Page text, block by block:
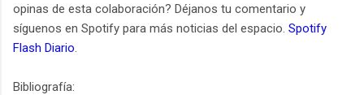
opinas de esta colaboración? Déjanos tu comentario y
síguenos en Spotify para más noticias del espacio. Spotify
Flash Diario.
Bibliografía: